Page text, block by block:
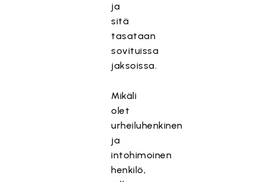
ja
sitä
tasataan
sovituissa
jaksoissa.
Mikäli
olet
urheiluhenkinen
ja
intohimoinen
henkilö,